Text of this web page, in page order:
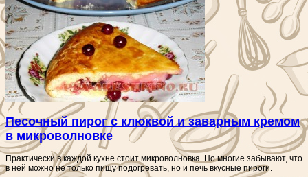
Песочный пирог с клюквой и заварным кремом
в микроволновке
Практически в каждой кухне стоит микроволновка. Но многие забывают, что
в ней можно не только пищу подогревать, но и печь вкусные пироги.